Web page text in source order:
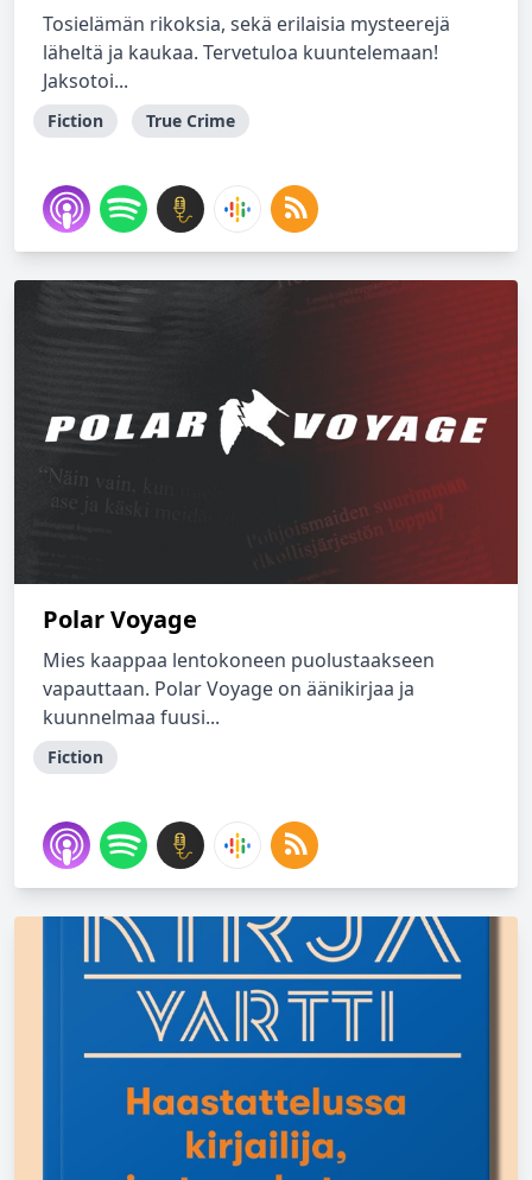
Tosielämän rikoksia, sekä erilaisia mysteerejä
läheltä ja kaukaa. Tervetuloa kuuntelemaan!
Jaksotoi...
Fiction True Crime
Polar Voyage
Mies kaappaa lentokoneen puolustaakseen
vapauttaan. Polar Voyage on äänikirjaa ja
kuunnelmaa fuusi...
Fiction